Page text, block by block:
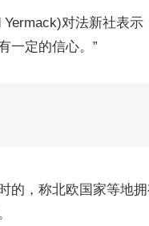
对法新社表
一定的信心。”
的，称北欧国家等地